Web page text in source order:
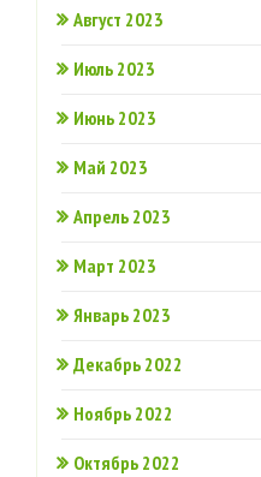
Август 2023
Июль 2023
Июнь 2023
Май 2023
Апрель 2023
Март 2023
Январь 2023
Декабрь 2022
Ноябрь 2022
Октябрь 2022